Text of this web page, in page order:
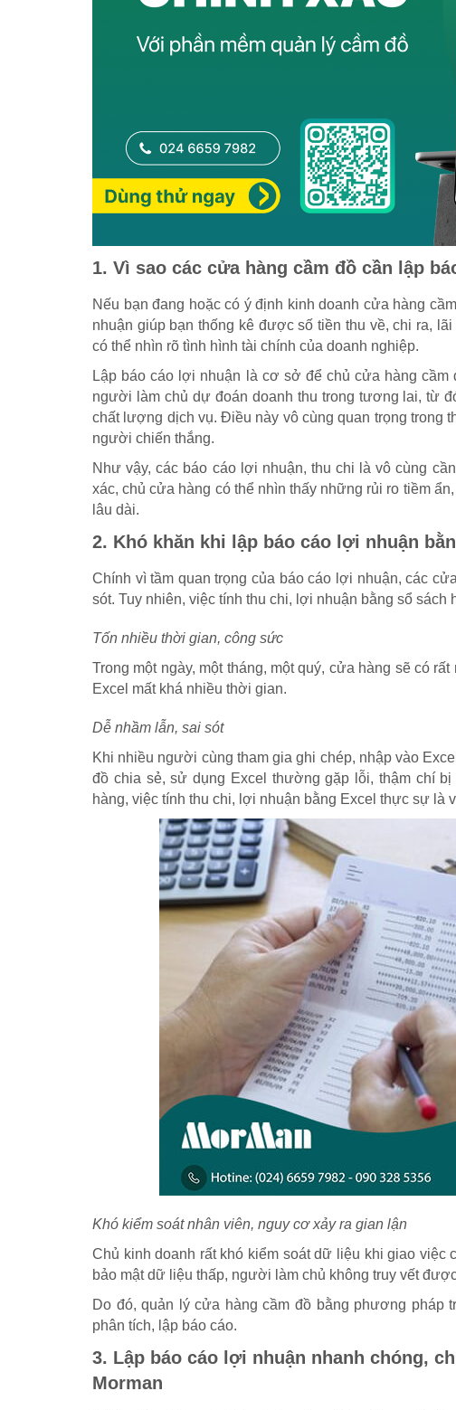
1. Vì sao các cửa hàng cầm đồ cần lập
Nếu bạn đang hoặc có ý định kinh doanh cửa hàng
nhuận giúp bạn thống kê được số tiền thu về, chi ra,
có thể nhìn rõ tình hình tài chính của doanh nghiệp.
Lập báo cáo lợi nhuận là cơ sở để chủ cửa hàng
người làm chủ dự đoán doanh thu trong tương lai, từ
chất lượng dịch vụ. Điều này vô cùng quan trọng trong
người chiến thắng.
Như vậy, các báo cáo lợi nhuận, thu chi là vô cùng
xác, chủ cửa hàng có thể nhìn thấy những rủi ro tiềm
lâu dài.
2. Khó khăn khi lập báo cáo lợi nhuận
Chính vì tầm quan trọng của báo cáo lợi nhuận, các
sót. Tuy nhiên, việc tính thu chi, lợi nhuận bằng sổ sách
Tốn nhiều thời gian, công sức
Trong một ngày, một tháng, một quý, cửa hàng sẽ có
Excel mất khá nhiều thời gian.
Dễ nhầm lẫn, sai sót
Khi nhiều người cùng tham gia ghi chép, nhập vào
đồ chia sẻ, sử dụng Excel thường gặp lỗi, thậm chí
hàng, việc tính thu chi, lợi nhuận bằng Excel thực sự là
Khó kiểm soát nhân viên, nguy cơ xảy ra gian lận
Chủ kinh doanh rất khó kiểm soát dữ liệu khi giao
bảo mật dữ liệu thấp, người làm chủ không truy vết
Do đó, quản lý cửa hàng cầm đồ bằng phương pháp
phân tích, lập báo cáo.
3. Lập báo cáo lợi nhuận nhanh chóng,
Morman